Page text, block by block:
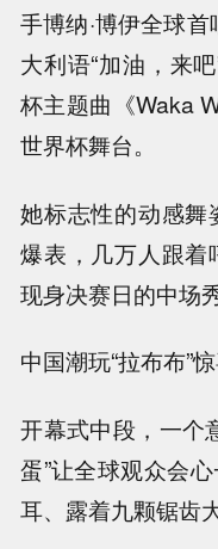
手博纳·博伊全球
大利语“加油，来
杯主题曲《Waka
世界杯舞台。
她标志性的动感舞
爆表，几万人跟
现身决赛日的中场秀
中国潮玩“拉布布”
开幕式中段，一个
蛋”让全球观众会
耳、露着九颗锯齿